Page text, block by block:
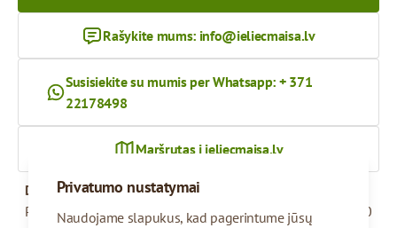
Privatumo nustatymai
Naudojame slapukus, kad pagerintume jūsų
Rašykite mums: info@ieliecmaisa.lv
Susisiekite su mumis per Whatsapp: + 371
22178498
Maršrutas į ieliecmaisa.lv
Darbo valandos
Pirmadienis – penktadienis
09:00 - 17:00